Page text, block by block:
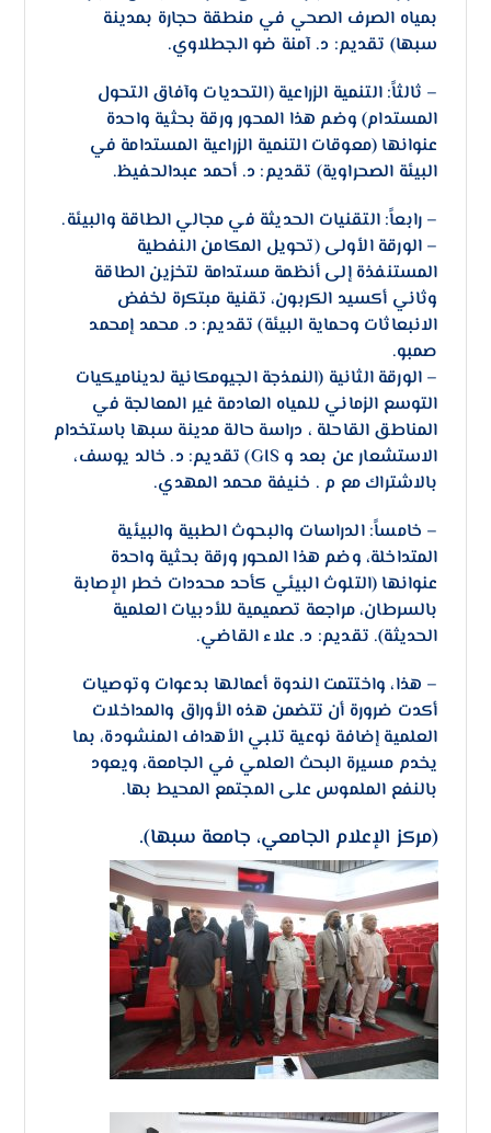
بمياه الصرف الصحي في منطقة حجارة بمدينة
سبها) تقديم: د. آمنة ضو الجطلاوي.
– ​ثالثاً: التنمية الزراعية (التحديات وآفاق التحول
المستدام) وضم هذا المحور ​ورقة بحثية واحدة
عنوانها (معوقات التنمية الزراعية المستدامة في
البيئة الصحراوية) تقديم: د. أحمد عبدالحفيظ.
– ​رابعاً: التقنيات الحديثة في مجالي الطاقة والبيئة.
– ​الورقة الأولى (تحويل المكامن النفطية
المستنفذة إلى أنظمة مستدامة لتخزين الطاقة
وثاني أكسيد الكربون، تقنية مبتكرة لخفض
الانبعاثات وحماية البيئة) تقديم: د. محمد إمحمد
صمبو.
– ​الورقة الثانية (النمذجة الجيومكانية لديناميكيات
التوسع الزماني للمياه العادمة غير المعالجة في
المناطق القاحلة ، دراسة حالة مدينة سبها باستخدام
الاستشعار عن بعد و GIS) تقديم: د. خالد يوسف،
بالاشتراك مع م . خنيفة محمد المهدي.
– ​خامساً: الدراسات والبحوث الطبية والبيئية
المتداخلة، وضم هذا المحور ورقة بحثية واحدة
عنوانها (التلوث البيئي كأحد محددات خطر الإصابة
بالسرطان، مراجعة تصميمية للأدبيات العلمية
الحديثة). تقديم: د. علاء القاضي.
– هذا، ​واختتمت الندوة أعمالها بدعوات وتوصيات
أكدت ضرورة أن تتضمن هذه الأوراق والمداخلات
العلمية إضافة نوعية تلبي الأهداف المنشودة، بما
يخدم مسيرة البحث العلمي في الجامعة، ويعود
بالنفع الملموس على المجتمع المحيط بها.
(مركز الإعلام الجامعي، جامعة سبها).